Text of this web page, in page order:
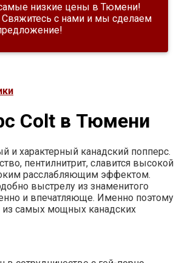
низкие цены в Тюмени!
с нами и мы сделаем
Colt в Тюмени
и характерный канадский попперс.
пентилнитрит, славится высокой
расслабляющим эффектом.
выстрелу из знаменитого
и впечатляюще. Именно поэтому
из самых мощных канадских